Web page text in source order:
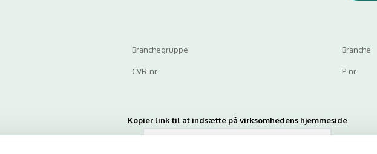
Branchegruppe Branche
CVR-nr P-nr
Kopier link til at indsætte på virksomhedens hjemmeside